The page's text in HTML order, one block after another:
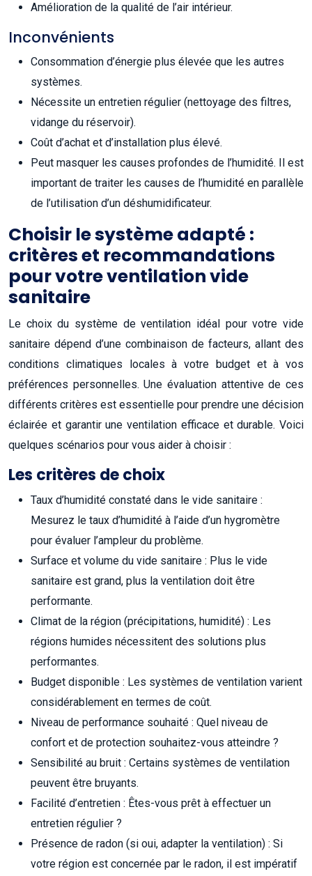
Amélioration de la qualité de l’air intérieur.
Inconvénients
Consommation d’énergie plus élevée que les autres
systèmes.
Nécessite un entretien régulier (nettoyage des filtres,
vidange du réservoir).
Coût d’achat et d’installation plus élevé.
Peut masquer les causes profondes de l’humidité. Il est
important de traiter les causes de l’humidité en parallèle
de l’utilisation d’un déshumidificateur.
Choisir le système adapté :
critères et recommandations
pour votre ventilation vide
sanitaire
Le choix du système de ventilation idéal pour votre vide
sanitaire dépend d’une combinaison de facteurs, allant des
conditions climatiques locales à votre budget et à vos
préférences personnelles. Une évaluation attentive de ces
différents critères est essentielle pour prendre une décision
éclairée et garantir une ventilation efficace et durable. Voici
quelques scénarios pour vous aider à choisir :
Les critères de choix
Taux d’humidité constaté dans le vide sanitaire :
Mesurez le taux d’humidité à l’aide d’un hygromètre
pour évaluer l’ampleur du problème.
Surface et volume du vide sanitaire : Plus le vide
sanitaire est grand, plus la ventilation doit être
performante.
Climat de la région (précipitations, humidité) : Les
régions humides nécessitent des solutions plus
performantes.
Budget disponible : Les systèmes de ventilation varient
considérablement en termes de coût.
Niveau de performance souhaité : Quel niveau de
confort et de protection souhaitez-vous atteindre ?
Sensibilité au bruit : Certains systèmes de ventilation
peuvent être bruyants.
Facilité d’entretien : Êtes-vous prêt à effectuer un
entretien régulier ?
Présence de radon (si oui, adapter la ventilation) : Si
votre région est concernée par le radon, il est impératif